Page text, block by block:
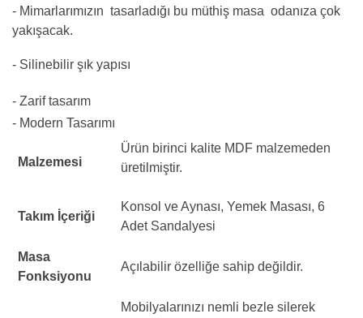
- Mimarlarımızın tasarladığı bu müthiş masa odanıza çok
yakışacak.
- Silinebilir şık yapısı
- Zarif tasarım
- Modern Tasarımı
Malzemesi
Ürün birinci kalite MDF malzemeden
üretilmiştir.
Takım İçeriği
Konsol ve Aynası, Yemek Masası, 6
Adet Sandalyesi
Masa
Fonksiyonu
Açılabilir özelliğe sahip değildir.
Mobilyalarınızı nemli bezle silerek